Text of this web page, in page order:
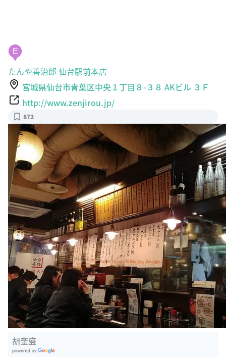
E
たんや善治郎 仙台駅前本店
宮城県仙台市青葉区中央１丁目８-３８ AKビル ３Ｆ
http://www.zenjirou.jp/
872
胡奎盛